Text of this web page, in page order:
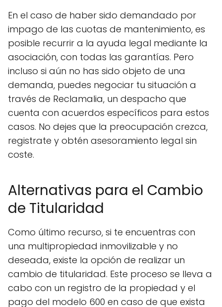
En el caso de haber sido demandado por
impago de las cuotas de mantenimiento, es
posible recurrir a la ayuda legal mediante la
asociación, con todas las garantías. Pero
incluso si aún no has sido objeto de una
demanda, puedes negociar tu situación a
través de Reclamalia, un despacho que
cuenta con acuerdos específicos para estos
casos. No dejes que la preocupación crezca,
registrate y obtén asesoramiento legal sin
coste.
Alternativas para el Cambio
de Titularidad
Como último recurso, si te encuentras con
una multipropiedad inmovilizable y no
deseada, existe la opción de realizar un
cambio de titularidad. Este proceso se lleva a
cabo con un registro de la propiedad y el
pago del modelo 600 en caso de que exista